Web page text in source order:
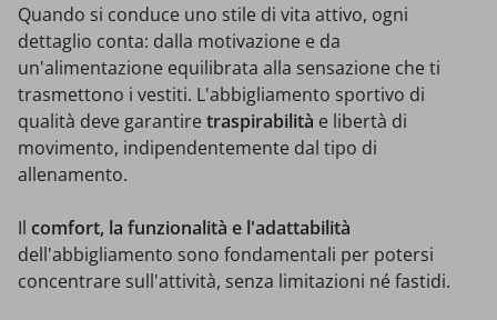
Quando si conduce uno stile di vita attivo, ogni
dettaglio conta: dalla motivazione e da
un'alimentazione equilibrata alla sensazione che ti
trasmettono i vestiti. L'abbigliamento sportivo di
qualità deve garantire traspirabilità e libertà di
movimento, indipendentemente dal tipo di
allenamento.
Il comfort, la funzionalità e l'adattabilità
dell'abbigliamento sono fondamentali per potersi
concentrare sull'attività, senza limitazioni né fastidi.